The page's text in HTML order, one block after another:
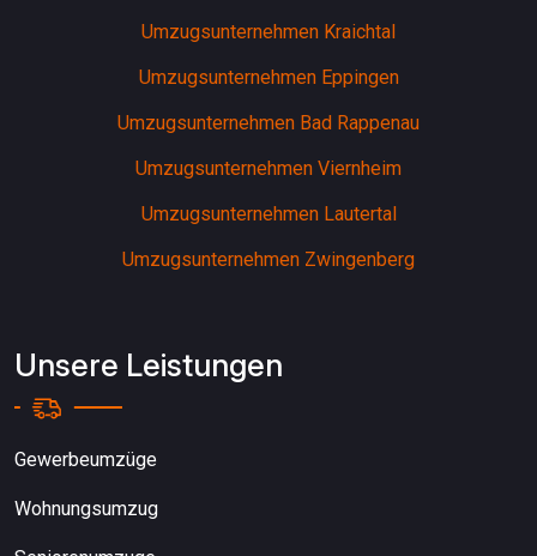
Umzugsunternehmen Kraichtal
Umzugsunternehmen Eppingen
Umzugsunternehmen Bad Rappenau
Umzugsunternehmen Viernheim
Umzugsunternehmen Lautertal
Umzugsunternehmen Zwingenberg
Unsere Leistungen
Gewerbeumzüge
Wohnungsumzug